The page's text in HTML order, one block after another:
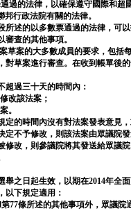
過的法律，以確保遵守國際和超
邦行政法院有關的法律。
所述的以多數票通過的法律，可
審查的其他事項。
草案的大多數成員的要求，包括
對草案進行審查。在收到帳單後
超過三十天的時間內：
改該法案；
。
定的時間內沒有對法案發表意見
定不予修改，則該法案由眾議院發
修改，則參議院將其發送給眾議
舉之日起生效，以期在2014年全
以下規定適用：
77條所述的其他事項外，眾議院